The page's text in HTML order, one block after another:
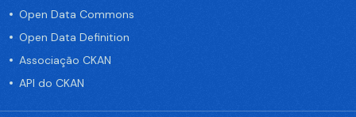
Open Data Commons
Open Data Definition
Associação CKAN
API do CKAN